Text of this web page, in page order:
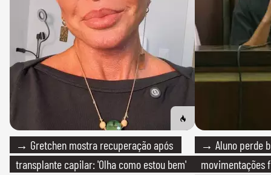
→ Gretchen mostra recuperação após
transplante capilar: 'Olha como estou bem'
→ Aluno perde
movimentações